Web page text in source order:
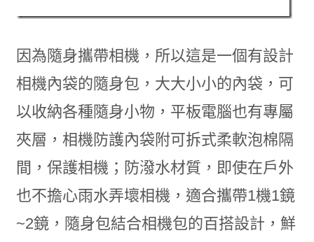
因為隨身攜帶相機，所以這是一個有設計
相機內袋的隨身包，大大小小的內袋，可
以收納各種隨身小物，平板電腦也有專屬
夾層，相機防護內袋附可拆式柔軟泡棉隔
間，保護相機；防潑水材質，即使在戶外
也不擔心雨水弄壞相機，適合攜帶1機1鏡
~2鏡，隨身包結合相機包的百搭設計，鮮